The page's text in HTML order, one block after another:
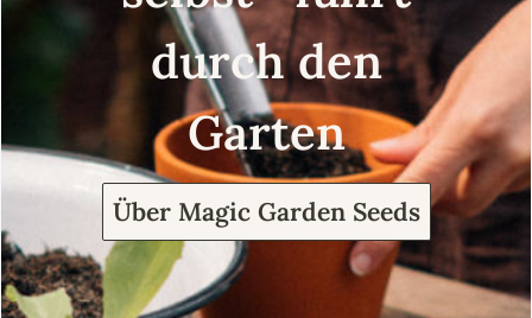
durch den
Garten
Über Magic Garden Seeds